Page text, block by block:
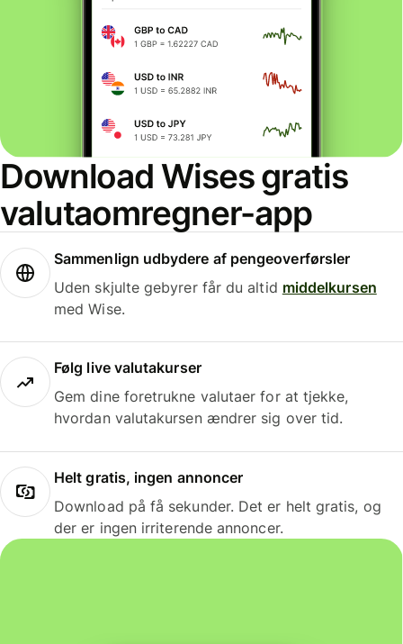
Download Wises gratis
valutaomregner-app
Sammenlign udbydere af pengeoverførsler
Uden skjulte gebyrer får du altid middelkursen
med Wise.
Følg live valutakurser
Gem dine foretrukne valutaer for at tjekke,
hvordan valutakursen ændrer sig over tid.
Helt gratis, ingen annoncer
Download på få sekunder. Det er helt gratis, og
der er ingen irriterende annoncer.